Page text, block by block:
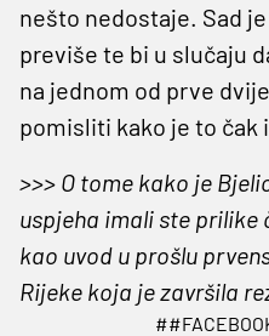
nešto nedostaje. Sad
previše te bi u slučaju
na jednom od prve
pomisliti kako je to čak
>>> O tome kako je
uspjeha imali ste
kao uvod u prošlu
Rijeke koja je završila